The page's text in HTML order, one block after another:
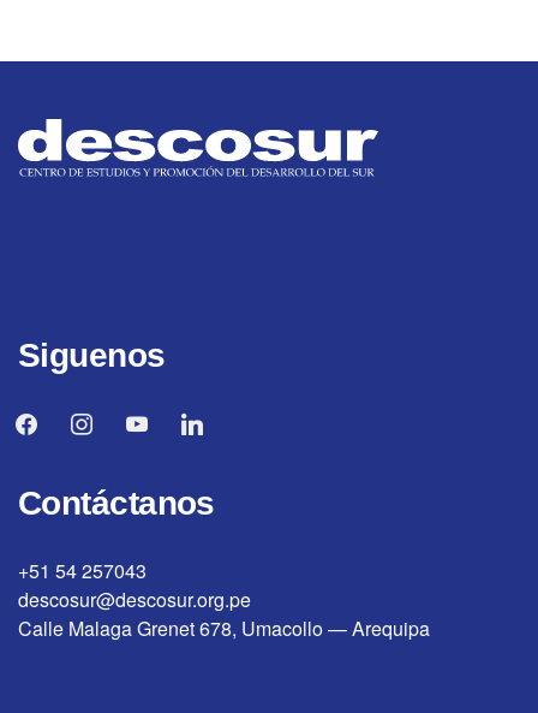
Siguenos
facebookinstagramyoutubelinkedin
Contáctanos
+51 54 257043
descosur@descosur.org.pe
Calle Malaga Grenet 678, Umacollo — Arequipa